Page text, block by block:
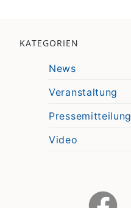
KATEGORIEN
News
Veranstaltung
Pressemitteilung
Video